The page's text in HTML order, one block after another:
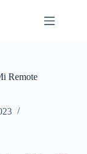
Remote